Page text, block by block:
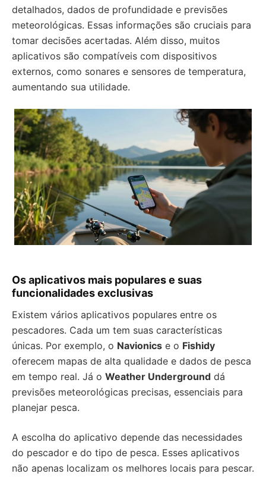
detalhados, dados de profundidade e previsões
meteorológicas. Essas informações são cruciais para
tomar decisões acertadas. Além disso, muitos
aplicativos são compatíveis com dispositivos
externos, como sonares e sensores de temperatura,
aumentando sua utilidade.
Os aplicativos mais populares e suas
funcionalidades exclusivas
Existem vários aplicativos populares entre os
pescadores. Cada um tem suas características
únicas. Por exemplo, o Navionics e o Fishidy
oferecem mapas de alta qualidade e dados de pesca
em tempo real. Já o Weather Underground dá
previsões meteorológicas precisas, essenciais para
planejar pesca.
A escolha do aplicativo depende das necessidades
do pescador e do tipo de pesca. Esses aplicativos
não apenas localizam os melhores locais para pescar.